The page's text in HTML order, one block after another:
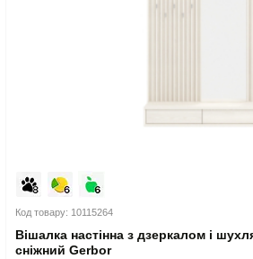
Код товару: 10115264
Вішалка настінна з дзеркалом і
сніжний Gerbor